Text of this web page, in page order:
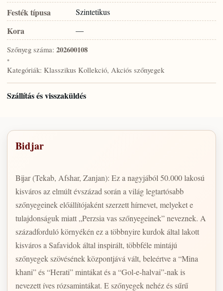
Festék típusa Szintetikus
Kora —
Szőnyeg száma: 202600108
•
Kategóriák: Klasszikus Kollekció, Akciós szőnyegek
Szállítás és visszaküldés
Bidjar
Bijar (Tekab, Afshar, Zanjan): Ez a nagyjából 50.000 lakosú
kisváros az elmúlt évszázad során a világ legtartósabb
szőnyegeinek előállítójaként szerzett hírnevet, melyeket e
tulajdonságuk miatt „Perzsia vas szőnyegeinek” neveznek. A
századforduló környékén ez a többnyire kurdok által lakott
kisváros a Safavidok által inspirált, többféle mintájú
szőnyegek szövésének központjává vált, beleértve a “Mina
khani” és “Herati” mintákat és a “Gol-e-halvai”-nak is
nevezett íves rózsamintákat. E szőnyegek nehéz és sűrű